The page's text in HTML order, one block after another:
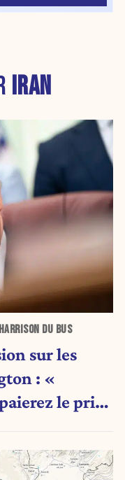
IRAN
DU BUS
sur les
: «
le prix